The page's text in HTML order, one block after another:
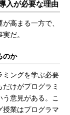
入が必要な理由
高まる一方で、
だ。
のか
ングを学ぶ必要
けがプログラミ
意見がある。こ
授業はプログラマ